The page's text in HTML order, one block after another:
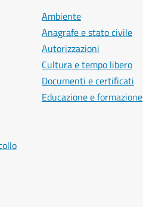
Ambiente
Anagrafe e stato civile
Autorizzazioni
Cultura e tempo libero
Documenti e certificati
Educazione e formazione